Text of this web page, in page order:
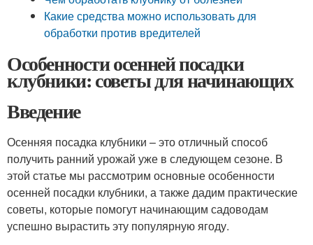
Какие средства можно использовать для
обработки против вредителей
Особенности осенней посадки
клубники: советы для начинающих
Введение
Осенняя посадка клубники – это отличный способ
получить ранний урожай уже в следующем сезоне. В
этой статье мы рассмотрим основные особенности
осенней посадки клубники, а также дадим практические
советы, которые помогут начинающим садоводам
успешно вырастить эту популярную ягоду.